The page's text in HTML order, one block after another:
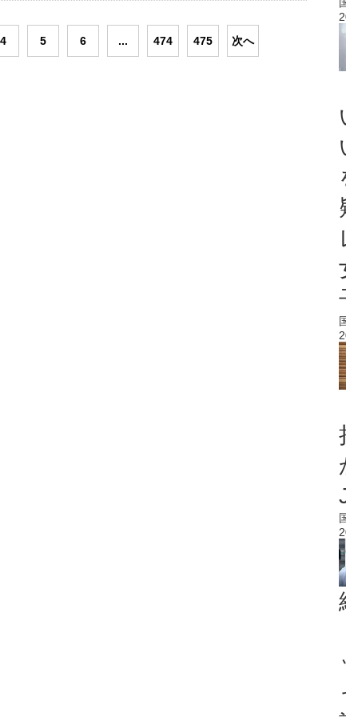
4 5 6 ... 474 475 次へ